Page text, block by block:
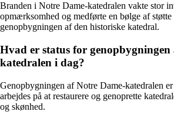
Branden i Notre Dame-katedralen vakte stor
opmærksomhed og medførte en bølge af
genopbygningen af den historiske katedral.
Hvad er status for genopbygningen
katedralen i dag?
Genopbygningen af Notre Dame-katedralen
arbejdes på at restaurere og genoprette
og skønhed.